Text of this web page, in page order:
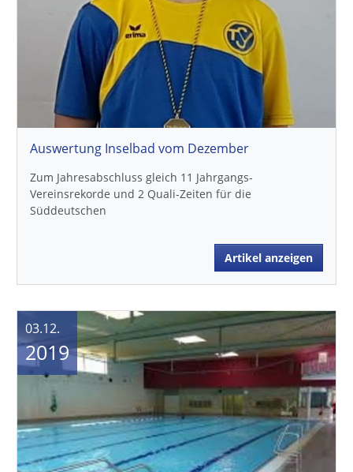
Auswertung Inselbad vom Dezember
Zum Jahresabschluss gleich 11 Jahrgangs-
Vereinsrekorde und 2 Quali-Zeiten für die
Süddeutschen
Artikel anzeigen
03.12.
2019